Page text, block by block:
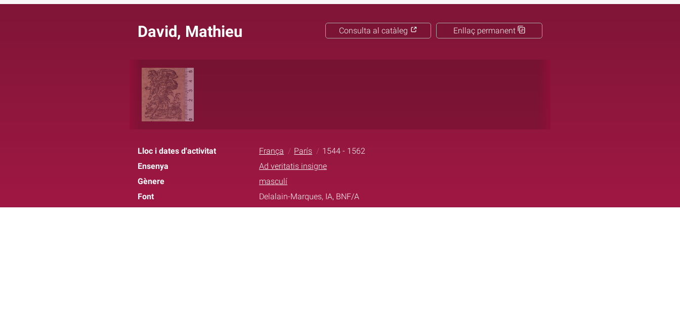
David, Mathieu Enllaç permanent
Consulta al catàleg
Lloc i dates d'activitat França París
1544 - 1562
Ensenya
Ad veritatis insigne
Gènere
masculí
Font
Delalain-Marques, IA, BNF/A